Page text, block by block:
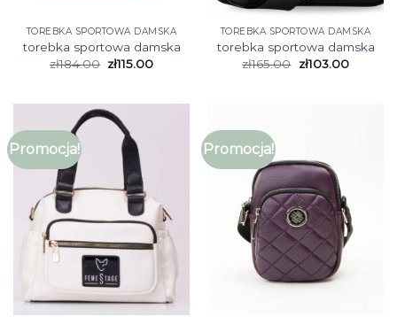
TOREBKA SPORTOWA DAMSKA
torebka sportowa damska
zł184.00 zł115.00
TOREBKA SPORTOWA DAMSKA
torebka sportowa damska
zł165.00 zł103.00
Promocja! Promocja!